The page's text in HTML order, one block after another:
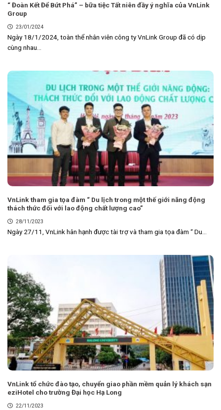
“ Đoàn Kết Để Bứt Phá” – bữa tiệc Tất niên đầy ý nghĩa của VnLink
Group
23/01/2024
Ngày 18/1/2024, toàn thể nhân viên công ty VnLink Group đã có dịp
cùng nhau...
VnLink tham gia tọa đàm “ Du lịch trong một thế giới năng động
thách thức đối với lao động chất lượng cao”
28/11/2023
Ngày 27/11, VnLink hân hạnh được tài trợ và tham gia tọa đàm “ Du...
VnLink tổ chức đào tạo, chuyển giao phần mềm quản lý khách sạn
eziHotel cho trường Đại học Hạ Long
22/11/2023